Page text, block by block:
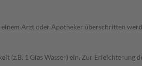
Arzt oder Apotheker überschritten
(z.B. 1 Glas Wasser) ein. Zur